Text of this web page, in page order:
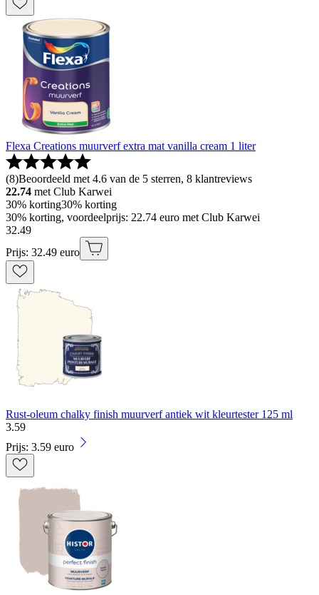
Flexa Creations muurverf extra mat vanilla cream 1 liter
(8)Beoordeeld met 4.6 van de 5 sterren, 8 klantreviews
22.74 met Club Karwei
30% korting30% korting
30% korting, voordeelprijs: 22.74 euro met Club Karwei
32.49
Prijs: 32.49 euro
Rust-oleum chalky finish muurverf antiek wit kleurtester 125 ml
3.59
Prijs: 3.59 euro